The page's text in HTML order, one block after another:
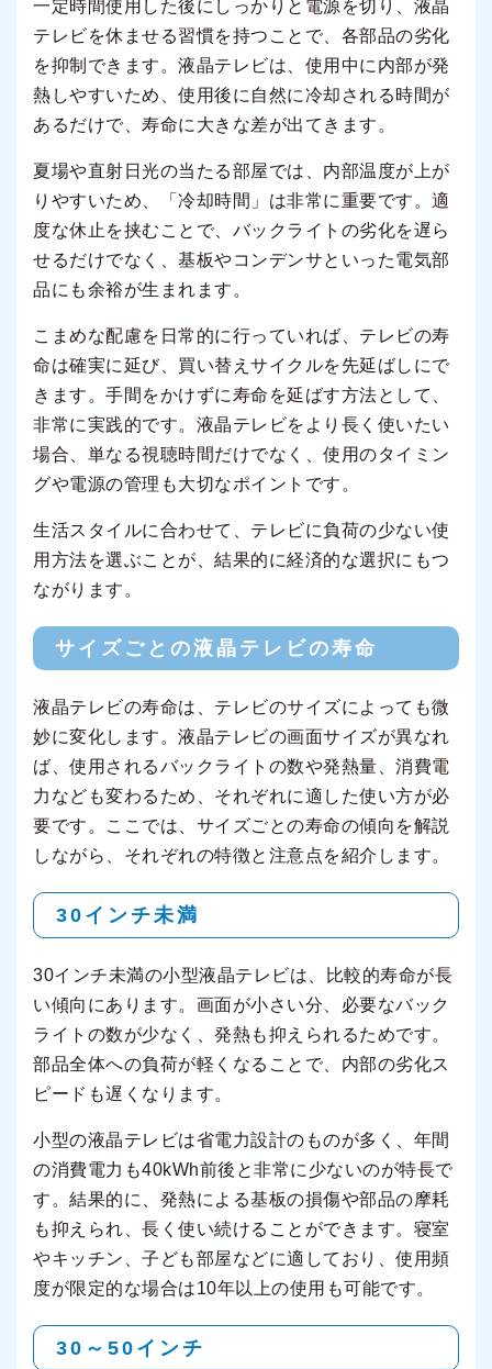
一定時間使用した後にしっかりと電源を切り、液晶
テレビを休ませる習慣を持つことで、各部品の劣化
を抑制できます。液晶テレビは、使用中に内部が発
熱しやすいため、使用後に自然に冷却される時間が
あるだけで、寿命に大きな差が出てきます。
夏場や直射日光の当たる部屋では、内部温度が上が
りやすいため、「冷却時間」は非常に重要です。適
度な休止を挟むことで、バックライトの劣化を遅ら
せるだけでなく、基板やコンデンサといった電気部
品にも余裕が生まれます。
こまめな配慮を日常的に行っていれば、テレビの寿
命は確実に延び、買い替えサイクルを先延ばしにで
きます。手間をかけずに寿命を延ばす方法として、
非常に実践的です。液晶テレビをより長く使いたい
場合、単なる視聴時間だけでなく、使用のタイミン
グや電源の管理も大切なポイントです。
生活スタイルに合わせて、テレビに負荷の少ない使
用方法を選ぶことが、結果的に経済的な選択にもつ
ながります。
サイズごとの液晶テレビの寿命
液晶テレビの寿命は、テレビのサイズによっても微
妙に変化します。液晶テレビの画面サイズが異なれ
ば、使用されるバックライトの数や発熱量、消費電
力なども変わるため、それぞれに適した使い方が必
要です。ここでは、サイズごとの寿命の傾向を解説
しながら、それぞれの特徴と注意点を紹介します。
30インチ未満
30インチ未満の小型液晶テレビは、比較的寿命が長
い傾向にあります。画面が小さい分、必要なバック
ライトの数が少なく、発熱も抑えられるためです。
部品全体への負荷が軽くなることで、内部の劣化ス
ピードも遅くなります。
小型の液晶テレビは省電力設計のものが多く、年間
の消費電力も40kWh前後と非常に少ないのが特長で
す。結果的に、発熱による基板の損傷や部品の摩耗
も抑えられ、長く使い続けることができます。寝室
やキッチン、子ども部屋などに適しており、使用頻
度が限定的な場合は10年以上の使用も可能です。
30～50インチ